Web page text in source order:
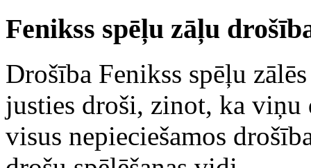
Fenikss spēļu zāļu
Drošība Fenikss spēļu
justies droši, zinot, ka
visus nepieciešamos